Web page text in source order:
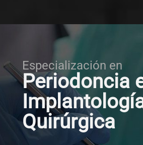
Especialización en
Periodoncia
Quirúrgica